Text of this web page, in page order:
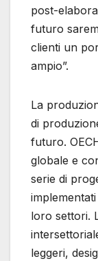
post-
futuro
clienti un
ampio”.
La
di
futuro.
globale e
serie di
loro settori.
leggeri,